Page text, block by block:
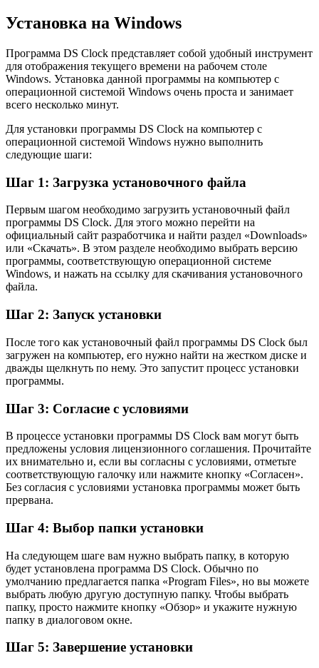
Установка на Windows
Программа DS Clock представляет собой удобный инструмент
для отображения текущего времени на рабочем столе
Windows. Установка данной программы на компьютер с
операционной системой Windows очень проста и занимает
всего несколько минут.
Для установки программы DS Clock на компьютер с
операционной системой Windows нужно выполнить
следующие шаги:
Шаг 1: Загрузка установочного файла
Первым шагом необходимо загрузить установочный файл
программы DS Clock. Для этого можно перейти на
официальный сайт разработчика и найти раздел «Downloads»
или «Скачать». В этом разделе необходимо выбрать версию
программы, соответствующую операционной системе
Windows, и нажать на ссылку для скачивания установочного
файла.
Шаг 2: Запуск установки
После того как установочный файл программы DS Clock был
загружен на компьютер, его нужно найти на жестком диске и
дважды щелкнуть по нему. Это запустит процесс установки
программы.
Шаг 3: Согласие с условиями
В процессе установки программы DS Clock вам могут быть
предложены условия лицензионного соглашения. Прочитайте
их внимательно и, если вы согласны с условиями, отметьте
соответствующую галочку или нажмите кнопку «Согласен».
Без согласия с условиями установка программы может быть
прервана.
Шаг 4: Выбор папки установки
На следующем шаге вам нужно выбрать папку, в которую
будет установлена программа DS Clock. Обычно по
умолчанию предлагается папка «Program Files», но вы можете
выбрать любую другую доступную папку. Чтобы выбрать
папку, просто нажмите кнопку «Обзор» и укажите нужную
папку в диалоговом окне.
Шаг 5: Завершение установки